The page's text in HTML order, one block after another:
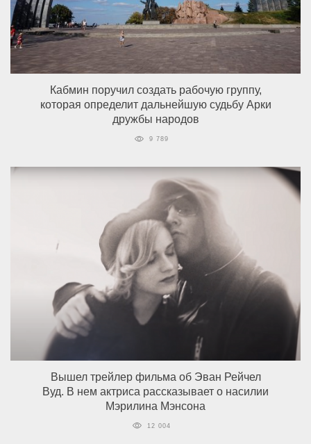
Кабмин поручил создать рабочую группу,
которая определит дальнейшую судьбу Арки
дружбы народов
9 789
Вышел трейлер фильма об Эван Рейчел
Вуд. В нем актриса рассказывает о насилии
Мэрилина Мэнсона
12 004